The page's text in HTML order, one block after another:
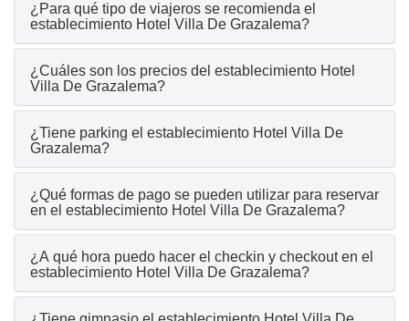
¿Para qué tipo de viajeros se recomienda el
establecimiento Hotel Villa De Grazalema?
¿Cuáles son los precios del establecimiento Hotel
Villa De Grazalema?
¿Tiene parking el establecimiento Hotel Villa De
Grazalema?
¿Qué formas de pago se pueden utilizar para reservar
en el establecimiento Hotel Villa De Grazalema?
¿A qué hora puedo hacer el checkin y checkout en el
establecimiento Hotel Villa De Grazalema?